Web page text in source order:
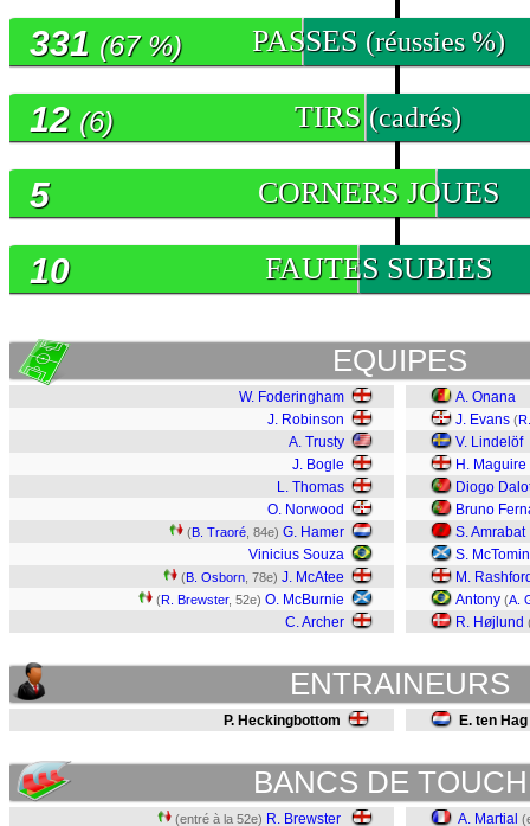
PASSES (réussies %)
331 (67 %)
TIRS (cadrés)
12 (6)
CORNERS JOUES
5
FAUTES SUBIES
10
EQUIPES
W. Foderingham
J. Robinson
A. Trusty
J. Bogle
L. Thomas
O. Norwood
(B. Traoré , 84e) G. Hamer
Vinicius Souza
(B. Osborn , 78e) J. McAtee
(R. Brewster, 52e) O. McBurnie
C. Archer
A. Onana
J. Evans (
V. Lindelöf
H. Maguire
Diogo
Bruno
S. Amrabat
S.
M.
Antony (A.
R. Højlund
ENTRAINEURS
P. Heckingbottom E. ten Hag
BANCS DE
(entré à la 52e) R. Brewster A. Martial